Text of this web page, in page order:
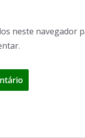
neste navegador